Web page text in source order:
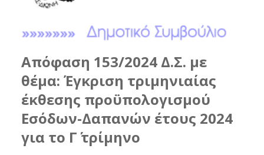
Απόφαση 153/2024 Δ.Σ. με
θέμα: Έγκριση τριμηνιαίας
έκθεσης προϋπολογισμού
Εσόδων-Δαπανών έτους 2024
για το Γ΄ τρίμηνο